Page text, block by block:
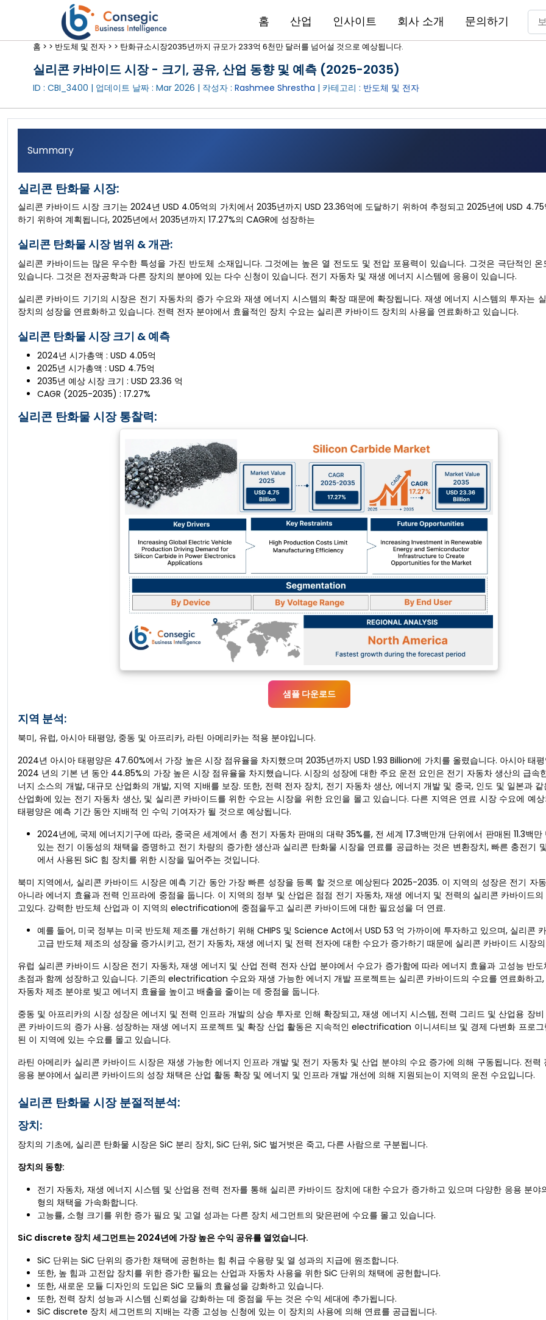
홈 산업 인사이트 회사 소개 문의하기
홈 > > 반도체 및 전자 > > 탄화규소시장2035년까지 규모가 233억 6천만 달러를 넘어설 것으로 예상됩니다.
실리콘 카바이드 시장 - 크기, 공유, 산업 동향 및 예측 (2025-2035)
ID : CBI_3400 | 업데이트 날짜 : Mar 2026 | 작성자 : Rashmee Shrestha | 카테고리 : 반도체 및 전자
Summary
실리콘 탄화물 시장:
실리콘 카바이드 시장 크기는 2024년 USD 4.05억의 가치에서 2035년까지 USD 23.36억에 도달하기 위하여 추정되고 2025년에 USD
하기 위하여 계획됩니다, 2025년에서 2035년까지 17.27%의 CAGR에 성장하는
실리콘 탄화물 시장 범위 & 개관:
실리콘 카바이드는 많은 우수한 특성을 가진 반도체 소재입니다. 그것에는 높은 열 전도도 및 전압 포용력이 있습니다. 그것은 극단적인
있습니다. 그것은 전자공학과 다른 장치의 분야에 있는 다수 신청이 있습니다. 전기 자동차 및 재생 에너지 시스템에 응용이 있습니다.
실리콘 카바이드 기기의 시장은 전기 자동차의 증가 수요와 재생 에너지 시스템의 확장 때문에 확장됩니다. 재생 에너지 시스템의 투자는
장치의 성장을 연료화하고 있습니다. 전력 전자 분야에서 효율적인 장치 수요는 실리콘 카바이드 장치의 사용을 연료화하고 있습니다.
실리콘 탄화물 시장 크기 & 예측
2024년 시가총액 : USD 4.05억
2025년 시가총액 : USD 4.75억
2035년 예상 시장 크기 : USD 23.36 억
CAGR (2025-2035) : 17.27%
실리콘 탄화물 시장 통찰력:
샘플 다운로드
지역 분석:
북미, 유럽, 아시아 태평양, 중동 및 아프리카, 라틴 아메리카는 적용 분야입니다.
2024년 아시아 태평양은 47.60%에서 가장 높은 시장 점유율을 차지했으며 2035년까지 USD 1.93 Billion에 가치를 올렸습니다. 아시아 태
2024 년의 기본 년 동안 44.85%의 가장 높은 시장 점유율을 차지했습니다. 시장의 성장에 대한 주요 운전 요인은 전기 자동차 생산의 급속
너지 소스의 개발, 대규모 산업화의 개발, 지역 지배를 보장. 또한, 전력 전자 장치, 전기 자동차 생산, 에너지 개발 및 중국, 인도 및 일본과
산업화에 있는 전기 자동차 생산, 및 실리콘 카바이드를 위한 수요는 시장을 위한 요인을 몰고 있습니다. 다른 지역은 연료 시장 수요에 예
태평양은 예측 기간 동안 지배적 인 수익 기여자가 될 것으로 예상됩니다.
2024년에, 국제 에너지기구에 따라, 중국은 세계에서 총 전기 자동차 판매의 대략 35%를, 전 세계 17.3백만개 단위에서 판매된 11.3백만
있는 전기 이동성의 채택을 증명하고 전기 차량의 증가한 생산과 실리콘 탄화물 시장을 연료를 공급하는 것은 변환장치, 빠른 충전기
에서 사용된 SiC 힘 장치를 위한 시장을 밀어주는 것입니다.
북미 지역에서, 실리콘 카바이드 시장은 예측 기간 동안 가장 빠른 성장을 등록 할 것으로 예상된다 2025-2035. 이 지역의 성장은 전기 자
아니라 에너지 효율과 전력 인프라에 중점을 둡니다. 이 지역의 정부 및 산업은 점점 전기 자동차, 재생 에너지 및 전력의 실리콘 카바이드
고있다. 강력한 반도체 산업과 이 지역의 electrification에 중점을두고 실리콘 카바이드에 대한 필요성을 더 연료.
예를 들어, 미국 정부는 미국 반도체 제조를 개선하기 위해 CHIPS 및 Science Act에서 USD 53 억 가까이에 투자하고 있으며, 실리콘
고급 반도체 제조의 성장을 증가시키고, 전기 자동차, 재생 에너지 및 전력 전자에 대한 수요가 증가하기 때문에 실리콘 카바이드 시장
유럽 실리콘 카바이드 시장은 전기 자동차, 재생 에너지 및 산업 전력 전자 산업 분야에서 수요가 증가함에 따라 에너지 효율과 고성능 반
초점과 함께 성장하고 있습니다. 기존의 electrification 수요와 재생 가능한 에너지 개발 프로젝트는 실리콘 카바이드의 수요를 연료화하고
자동차 제조 분야로 빚고 에너지 효율을 높이고 배출을 줄이는 데 중점을 둡니다.
중동 및 아프리카의 시장 성장은 에너지 및 전력 인프라 개발의 상승 투자로 인해 확장되고, 재생 에너지 시스템, 전력 그리드 및 산업용 장
콘 카바이드의 증가 사용. 성장하는 재생 에너지 프로젝트 및 확장 산업 활동은 지속적인 electrification 이니셔티브 및 경제 다변화 프로그
된 이 지역에 있는 수요를 몰고 있습니다.
라틴 아메리카 실리콘 카바이드 시장은 재생 가능한 에너지 인프라 개발 및 전기 자동차 및 산업 분야의 수요 증가에 의해 구동됩니다. 전력
응용 분야에서 실리콘 카바이드의 성장 채택은 산업 활동 확장 및 에너지 및 인프라 개발 개선에 의해 지원되는이 지역의 운전 수요입니다.
실리콘 탄화물 시장 분절적분석:
장치:
장치의 기초에, 실리콘 탄화물 시장은 SiC 분리 장치, SiC 단위, SiC 벌거벗은 죽고, 다른 사람으로 구분됩니다.
장치의 동향:
전기 자동차, 재생 에너지 시스템 및 산업용 전력 전자를 통해 실리콘 카바이드 장치에 대한 수요가 증가하고 있으며 다양한 응용 분야
형의 채택을 가속화합니다.
고능률, 소형 크기를 위한 증가 필요 및 고열 성과는 다른 장치 세그먼트의 맞은편에 수요를 몰고 있습니다.
SiC discrete 장치 세그먼트는 2024년에 가장 높은 수익 공유를 열었습니다.
SiC 단위는 SiC 단위의 증가한 채택에 공헌하는 힘 취급 수용량 및 열 성과의 지급에 원조합니다.
또한, 높 힘과 고전압 장치를 위한 증가한 필요는 산업과 자동차 사용을 위한 SiC 단위의 채택에 공헌합니다.
또한, 새로운 모듈 디자인의 도입은 SiC 모듈의 효율성을 강화하고 있습니다.
또한, 전력 장치 성능과 시스템 신뢰성을 강화하는 데 중점을 두는 것은 수익 세대에 추가됩니다.
SiC discrete 장치 세그먼트의 지배는 각종 고성능 신청에 있는 이 장치의 사용에 의해 연료를 공급됩니다.